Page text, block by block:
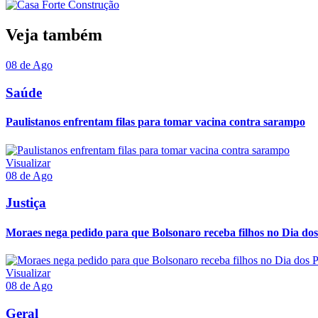
Veja também
08 de Ago
Saúde
Paulistanos enfrentam filas para tomar vacina contra sarampo
Visualizar
08 de Ago
Justiça
Moraes nega pedido para que Bolsonaro receba filhos no Dia
Visualizar
08 de Ago
Geral